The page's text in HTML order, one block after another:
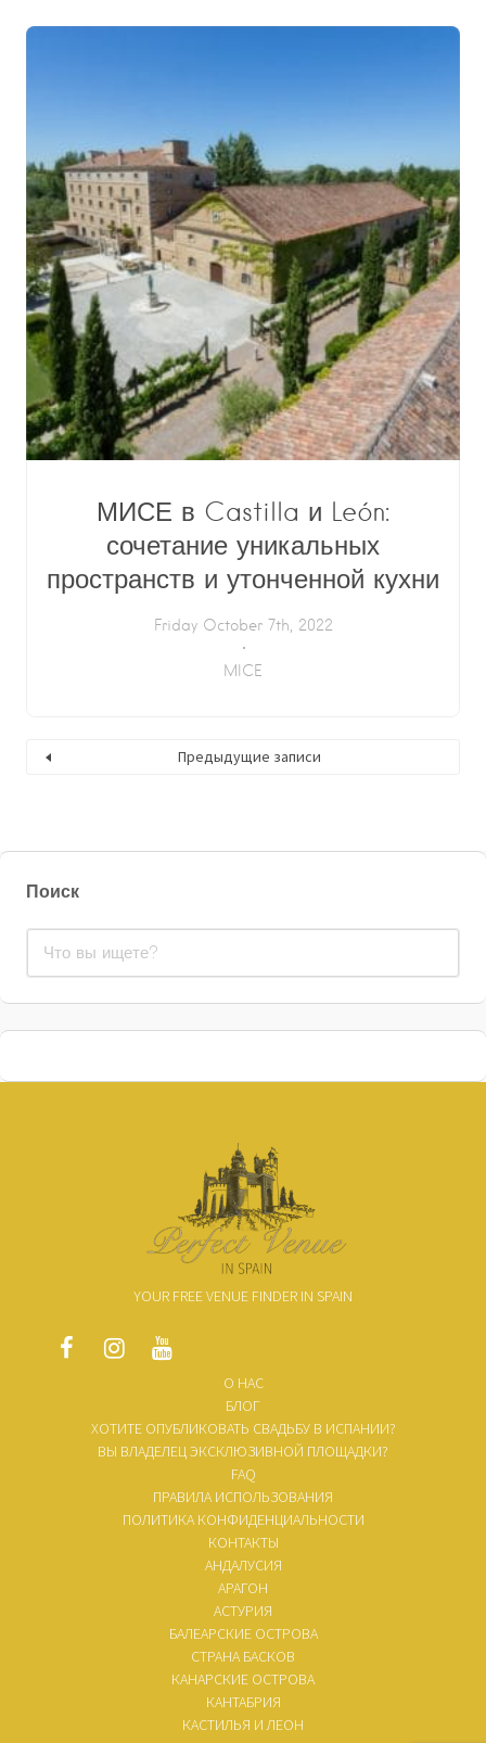
МИСЕ в Castilla и León:
сочетание уникальных
пространств и утонченной кухни
Friday October 7th, 2022
MICE
Предыдущие записи
Поиск
YOUR FREE VENUE FINDER IN SPAIN
О НАС
БЛОГ
ХОТИТЕ ОПУБЛИКОВАТЬ СВАДЬБУ В ИСПАНИИ?
ВЫ ВЛАДЕЛЕЦ ЭКСКЛЮЗИВНОЙ ПЛОЩАДКИ?
FAQ
ПРАВИЛА ИСПОЛЬЗОВАНИЯ
ПОЛИТИКА КОНФИДЕНЦИАЛЬНОСТИ
КОНТАКТЫ
АНДАЛУСИЯ
АРАГОН
АСТУРИЯ
БАЛЕАРСКИЕ ОСТРОВА
СТРАНА БАСКОВ
КАНАРСКИЕ ОСТРОВА
КАНТАБРИЯ
КАСТИЛЬЯ И ЛЕОН